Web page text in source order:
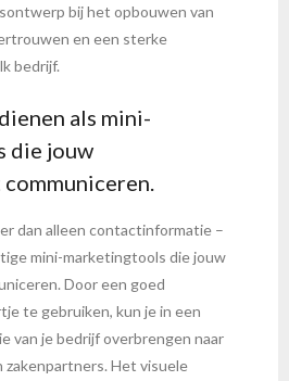
bij het opbouwen van
en een sterke
bedrijf.
als mini-
die jouw
dan alleen contactinformatie –
mini-marketingtools die jouw
Door een goed
te gebruiken, kun je in een
van je bedrijf overbrengen naar
Het visuele